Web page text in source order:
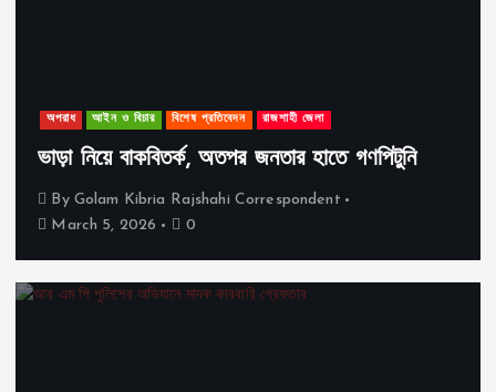
অপরাধ আইন ও বিচার বিশেষ প্রতিবেদন রাজশাহী জেলা
ভাড়া নিয়ে বাকবিতর্ক, অতপর জনতার হাতে গণপিটুনি
By Golam Kibria Rajshahi Correspondent
March 5, 2026
0